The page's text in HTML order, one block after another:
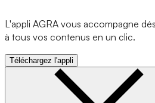
L'appli AGRA vous accompagne
à tous vos contenus en un clic.
Téléchargez l'appli